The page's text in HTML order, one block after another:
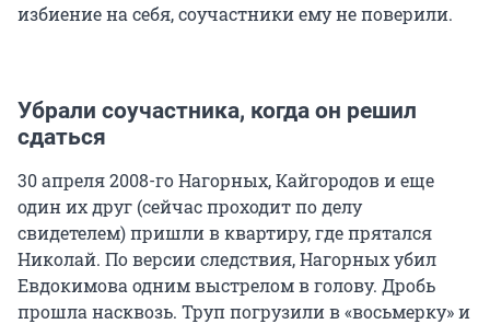
избиение на себя, соучастники ему не поверили.
Убрали соучастника, когда он решил
сдаться
30 апреля 2008-го Нагорных, Кайгородов и еще
один их друг (сейчас проходит по делу
свидетелем) пришли в квартиру, где прятался
Николай. По версии следствия, Нагорных убил
Евдокимова одним выстрелом в голову. Дробь
прошла насквозь. Труп погрузили в «восьмерку» и